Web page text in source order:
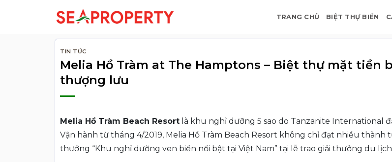
TRANG CHỦ BIỆT THỰ BIỂN
TIN TỨC
Melia Hồ Tràm at The Hamptons – Biệt thự mặt tiền
thượng lưu
Melia Hồ Tràm Beach Resort là khu nghỉ dưỡng 5 sao do Tanzanite International
Vận hành từ tháng 4/2019, Melia Hồ Tràm Beach Resort không chỉ đạt nhiều
thưởng “Khu nghỉ dưỡng ven biển nổi bật tại Việt Nam” tại lễ trao giải thưởng du